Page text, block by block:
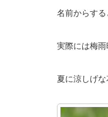
名前からする
実際には梅
夏に涼しげ